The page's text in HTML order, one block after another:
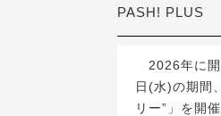
PASH! PLUS
2026年に開
日(水)の期間
リー”」を開